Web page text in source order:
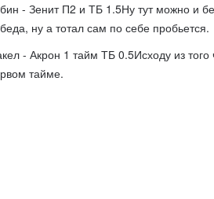
- Зенит П2 и ТБ 1.5Ну тут можно и
ну а тотал сам по себе пробьется.
- Акрон 1 тайм ТБ 0.5Исходу из
тайме.